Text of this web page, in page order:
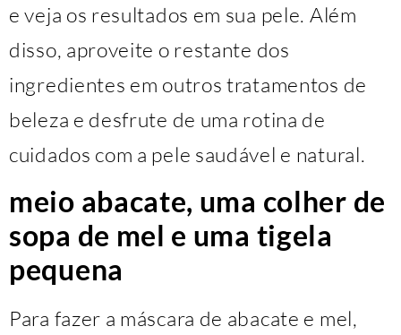
e veja os resultados em sua pele. Além
disso, aproveite o restante dos
ingredientes em outros tratamentos de
beleza e desfrute de uma rotina de
cuidados com a pele saudável e natural.
meio abacate, uma colher de
sopa de mel e uma tigela
pequena
Para fazer a máscara de abacate e mel,